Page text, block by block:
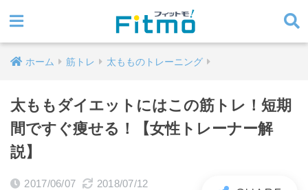
ホーム 筋トレ 太もものトレーニング
太ももダイエットにはこの筋トレ！短期
間ですぐ痩せる！【女性トレーナー解
説】
2017/06/07 2018/07/12